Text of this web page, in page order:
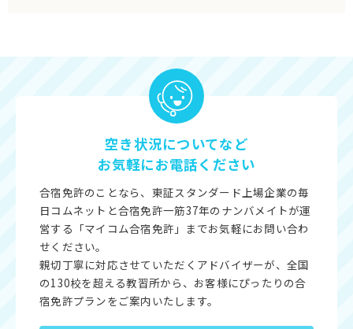
空き状況についてなど
お気軽にお電話ください
合宿免許のことなら、東証スタンダード上場企業の毎
日コムネットと合宿免許一筋37年のナンバメイトが運
営する「マイコム合宿免許」までお気軽にお問い合わ
せください。
親切丁寧に対応させていただくアドバイザーが、全国
の130校を超える教習所から、お客様にぴったりの合
宿免許プランをご案内いたします。